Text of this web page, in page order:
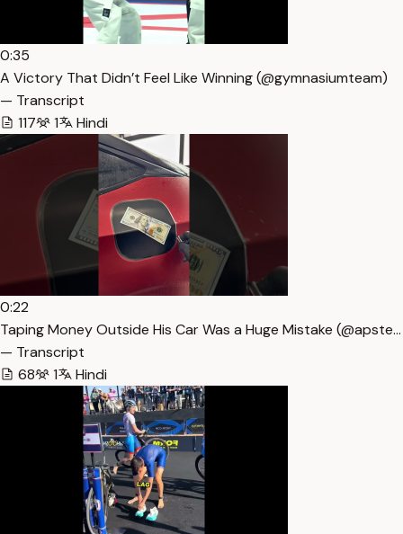
0:35
A Victory That Didn’t Feel Like Winning (@gymnasiumteam)
— Transcript
117
1 Hindi
0:22
Taping Money Outside His Car Was a Huge Mistake (@apste…
— Transcript
68
1 Hindi